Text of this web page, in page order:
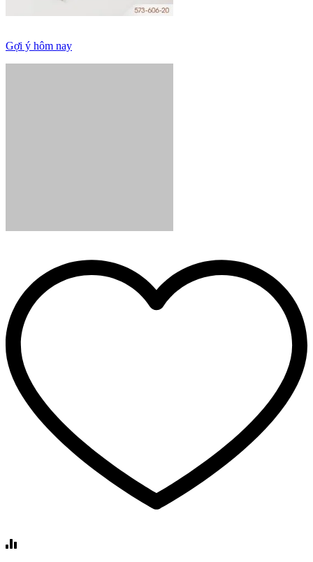
Gợi ý hôm nay